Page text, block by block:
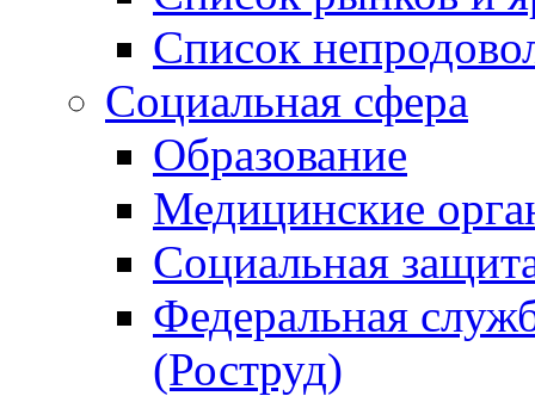
Список
Социальная сфера
Образование
Медицинские
Социальная
Федеральная
(Роструд)